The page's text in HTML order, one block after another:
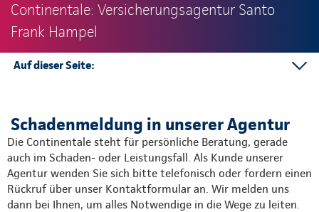
Continentale: Versicherungsagentur Santo
Frank Hampel
Auf dieser Seite:
Schadenmeldung in unserer Agentur
Die Continentale steht für persönliche Beratung, gerade
auch im Schaden- oder Leistungsfall. Als Kunde unserer
Agentur wenden Sie sich bitte telefonisch oder fordern einen
Rückruf über unser Kontaktformular an. Wir melden uns
dann bei Ihnen, um alles Notwendige in die Wege zu leiten.